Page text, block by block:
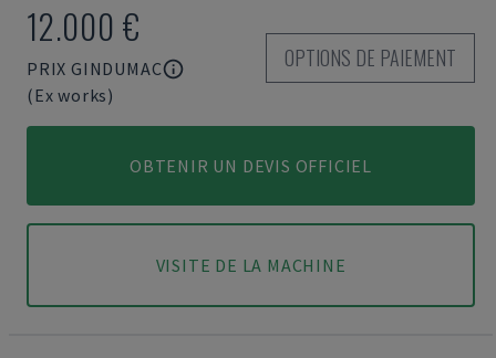
12.000 €
PRIX GINDUMAC
(Ex works)
OPTIONS DE PAIEMENT
OBTENIR UN DEVIS OFFICIEL
VISITE DE LA MACHINE